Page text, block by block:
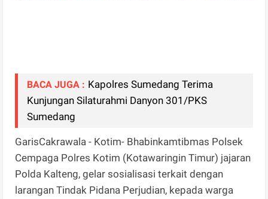
BACA JUGA : Kapolres Sumedang Terima
Kunjungan Silaturahmi Danyon 301/PKS
Sumedang
GarisCakrawala - Kotim- Bhabinkamtibmas Polsek
Cempaga Polres Kotim (Kotawaringin Timur) jajaran
Polda Kalteng, gelar sosialisasi terkait dengan
larangan Tindak Pidana Perjudian, kepada warga